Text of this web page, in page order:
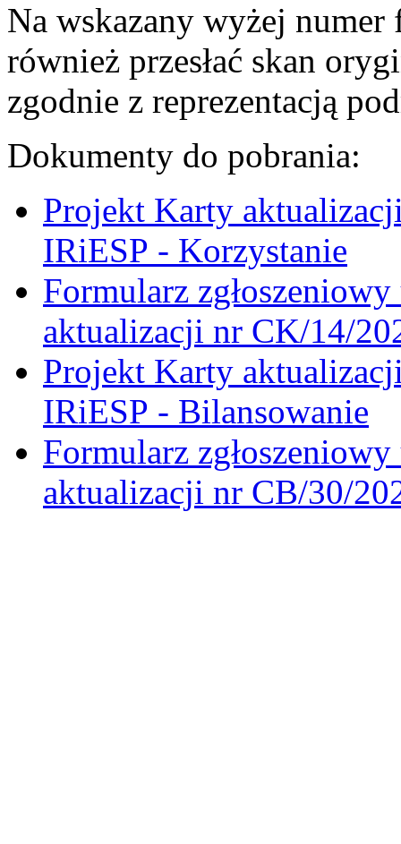
Na wskazany wyżej
również przesłać skan
zgodnie z reprezentacją
Dokumenty do pobrania:
Projekt Karty
IRiESP - Korzystanie
Formularz
aktualizacji nr CK/14/
Projekt Karty
IRiESP - Bilansowanie
Formularz
aktualizacji nr CB/30/